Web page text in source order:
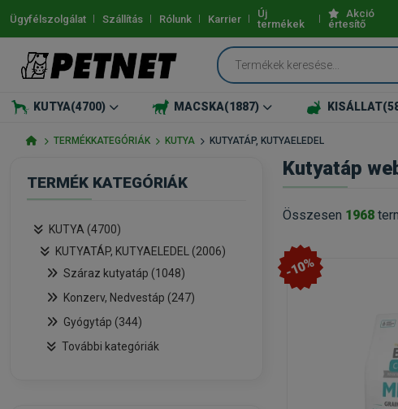
Ügyfélszolgálat Szállítás Rólunk Karrier
Új
termékek
Akció
értesítő
KUTYA(4700) MACSKA(1887) KISÁLLAT
TERMÉKKATEGÓRIÁK KUTYA KUTYATÁP, KUTYAELEDEL
Kutyatáp
Összesen 1968
-10%
TERMÉK KATEGÓRIÁK
KUTYA (4700)
KUTYATÁP, KUTYAELEDEL (2006)
Száraz kutyatáp (1048)
Konzerv, Nedvestáp (247)
Gyógytáp (344)
További kategóriák